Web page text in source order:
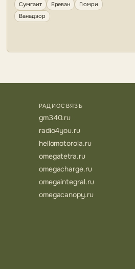
Сумгаит
Ереван
Гюмри
Ванадзор
РАДИОСВЯЗЬ
gm340.ru
radio4you.ru
hellomotorola.ru
omegatetra.ru
omegacharge.ru
omegaintegral.ru
omegacanopy.ru